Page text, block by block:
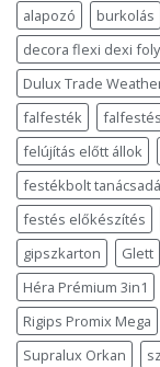
alapozó burkolás
decora flexi dexi
Dulux Trade
falfesték
falfestés
felújítás előtt állok
festékbolt
festés előkészítés
gipszkarton
Glett
Héra Prémium 3in1
Rigips Promix Mega
Supralux Orkan